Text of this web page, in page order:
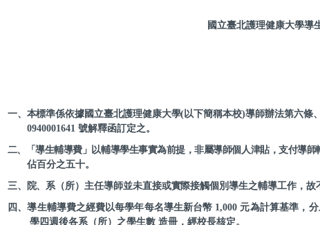
國立臺北護理健康大學導
一、本標準係依據國立臺北護理健康大學( 以下簡稱本校)導師辦法第六條
0940001641 號解釋函訂定之。
二、「導生輔導費」以輔導學生事實為前提，非屬導師個人津貼，支付導師
佔百分之五十。
三、院、系（所）主任導師並未直接或實際接觸個別導生之輔導工作，故
四、導生輔導費之經費以每學年每名導生新台幣 1,000 元為計算基準，
學四週後各系（所）之學生數 造冊，經校長核定。